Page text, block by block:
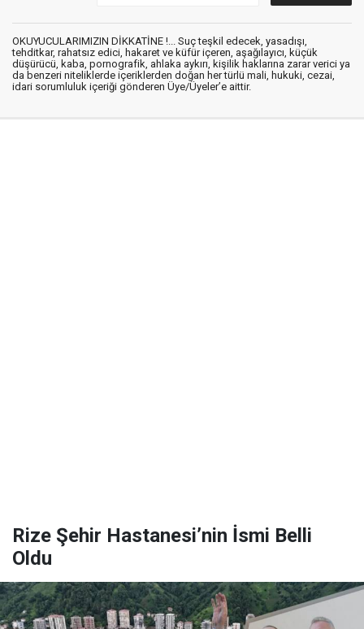
OKUYUCULARIMIZIN DİKKATİNE !... Suç teşkil edecek, yasadışı,
tehditkar, rahatsız edici, hakaret ve küfür içeren, aşağılayıcı, küçük
düşürücü, kaba, pornografik, ahlaka aykırı, kişilik haklarına zarar verici ya
da benzeri niteliklerde içeriklerden doğan her türlü mali, hukuki, cezai,
idari sorumluluk içeriği gönderen Üye/Üyeler’e aittir.
Rize Şehir Hastanesi’nin İsmi Belli
Oldu